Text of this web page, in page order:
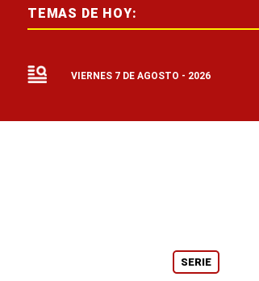
SERIE
TEMAS DE HOY:
VIERNES 7 DE AGOSTO - 2026